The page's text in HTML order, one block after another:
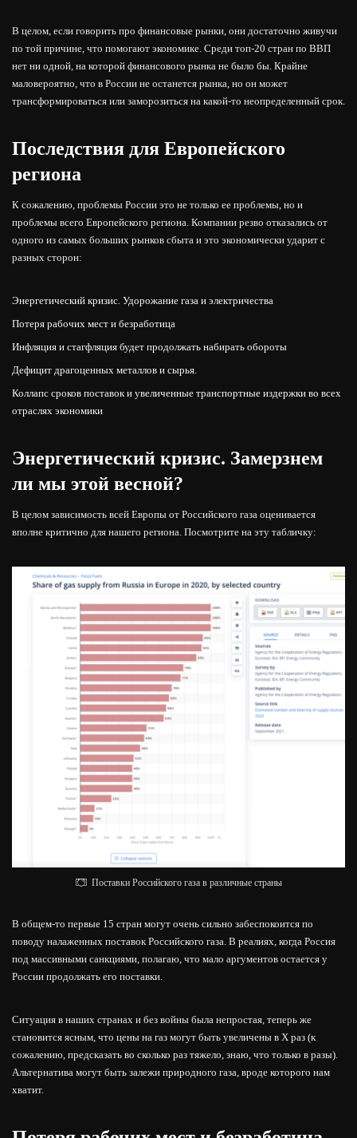
В целом, если говорить про финансовые рынки, они достаточно живучи
по той причине, что помогают экономике. Среди топ-20 стран по ВВП
нет ни одной, на которой финансового рынка не было бы. Крайне
маловероятно, что в России не останется рынка, но он может
трансформироваться или заморозиться на какой-то неопределенный срок.
Последствия для Европейского
региона
К сожалению, проблемы России это не только ее проблемы, но и
проблемы всего Европейского региона. Компании резво отказались от
одного из самых больших рынков сбыта и это экономически ударит с
разных сторон:
Энергетический кризис. Удорожание газа и электричества
Потеря рабочих мест и безработица
Инфляция и стагфляция будет продолжать набирать обороты
Дефицит драгоценных металлов и сырья.
Коллапс сроков поставок и увеличенные транспортные издержки во всех
отраслях экономики
Энергетический кризис. Замерзнем
ли мы этой весной?
В целом зависимость всей Европы от Российского газа оценивается
вполне критично для нашего региона. Посмотрите на эту табличку:
Поставки Российского газа в различные страны
В общем-то первые 15 стран могут очень сильно забеспокоится по
поводу налаженных поставок Российского газа. В реалиях, когда Россия
под массивными санкциями, полагаю, что мало аргументов остается у
России продолжать его поставки.
Ситуация в наших странах и без войны была непростая, теперь же
становится ясным, что цены на газ могут быть увеличены в Х раз (к
сожалению, предсказать во сколько раз тяжело, знаю, что только в разы).
Альтернатива могут быть залежи природного газа, вроде которого нам
хватит.